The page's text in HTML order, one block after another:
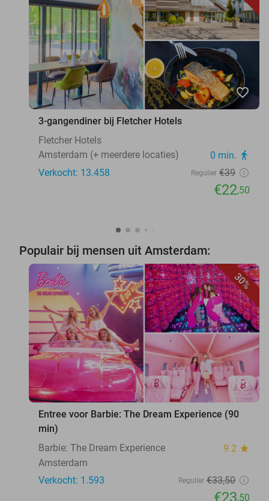
favorite_border
3-gangendiner bij Fletcher Hotels
Fletcher Hotels
Amsterdam (+ meerdere locaties)
0 min. directions_walk
Verkocht: 13.458 Regulier €39
€22,50
Populair bij mensen uit Amsterdam:
30%
favorite_border
Entree voor Barbie: The Dream Experience (90
min)
Barbie: The Dream Experience
9.2 star
Amsterdam
Verkocht: 1.593
Regulier €33,50
€23,50